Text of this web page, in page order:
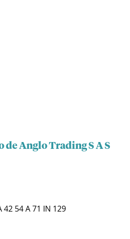
de Anglo Trading S A S
42 54 A 71 IN 129